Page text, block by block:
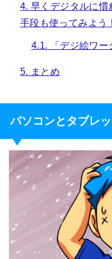
4. 早くデジタルに慣
手段も使ってみよう！
4.1. 「デジ絵ワ
5. まとめ
パソコンとタブレ